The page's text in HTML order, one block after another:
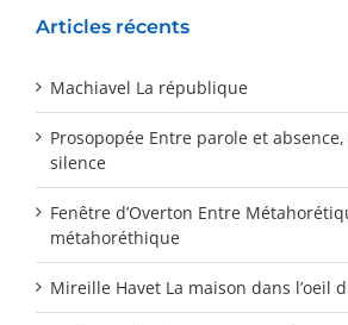
Articles récents
Machiavel La république
Prosopopée Entre parole et
silence
Fenêtre d’Overton Entre
métahoréthique
Mireille Havet La maison dans l’oeil